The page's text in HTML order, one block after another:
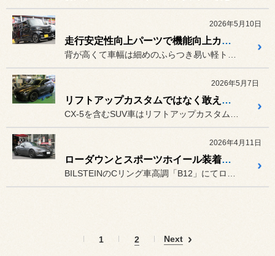
2026年5月10日
走行安定性向上パーツで機能向上カスタムメイクを施したN-BOX Custom（JF3）
2026年5月7日
リフトアップカスタムではなく敢えてのローダウンカスタムを敢行したCX-5（KF5P）
2026年4月11日
ローダウンとスポーツホイール装着で更にスポーティーに進化したロードスター（ND5RC）
1 2 Next